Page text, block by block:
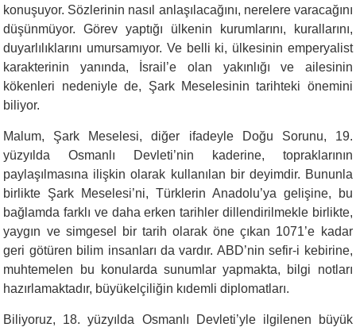
konuşuyor. Sözlerinin nasıl anlaşılacağını, nerelere varacağını
düşünmüyor. Görev yaptığı ülkenin kurumlarını, kurallarını,
duyarlılıklarını umursamıyor. Ve belli ki, ülkesinin emperyalist
karakterinin yanında, İsrail’e olan yakınlığı ve ailesinin
kökenleri nedeniyle de, Şark Meselesinin tarihteki önemini
biliyor.
Malum, Şark Meselesi, diğer ifadeyle Doğu Sorunu, 19.
yüzyılda Osmanlı Devleti’nin kaderine, topraklarının
paylaşılmasına ilişkin olarak kullanılan bir deyimdir. Bununla
birlikte Şark Meselesi’ni, Türklerin Anadolu’ya gelişine, bu
bağlamda farklı ve daha erken tarihler dillendirilmekle birlikte,
yaygın ve simgesel bir tarih olarak öne çıkan 1071’e kadar
geri götüren bilim insanları da vardır. ABD’nin sefir-i kebirine,
muhtemelen bu konularda sunumlar yapmakta, bilgi notları
hazırlamaktadır, büyükelçiliğin kıdemli diplomatları.
Biliyoruz, 18. yüzyılda Osmanlı Devleti’yle ilgilenen büyük